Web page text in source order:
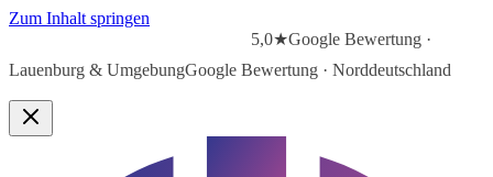
Zum Inhalt springen
5,0★Google Bewertung ·
Lauenburg & UmgebungGoogle Bewertung · Norddeutschland